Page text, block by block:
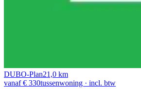
DUBO-Plan21,0 km
vanaf € 330tussenwoning · incl. btw